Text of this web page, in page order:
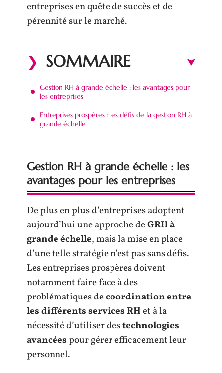
entreprises en quête de succès et de
pérennité sur le marché.
SOMMAIRE
Gestion RH à grande échelle : les avantages pour
les entreprises
Entreprises prospères : les défis de la gestion RH à
grande échelle
Gestion RH à grande échelle : les
avantages pour les entreprises
De plus en plus d’entreprises adoptent
aujourd’hui une approche deGRH à
grande échelle, mais la mise en place
d’une telle stratégie n’est pas sans défis.
Les entreprises prospères doivent
notamment faire face à des
problématiques decoordination entre
les différents services RHet à la
nécessité d’utiliser destechnologies
avancéespour gérer efficacement leur
personnel.